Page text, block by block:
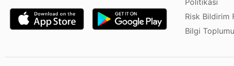
Risk Bildirim
Bilgi